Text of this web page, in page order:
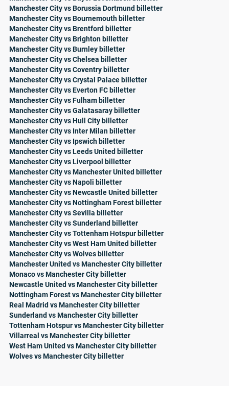
Manchester City vs Borussia Dortmund billetter
Manchester City vs Bournemouth billetter
Manchester City vs Brentford billetter
Manchester City vs Brighton billetter
Manchester City vs Burnley billetter
Manchester City vs Chelsea billetter
Manchester City vs Coventry billetter
Manchester City vs Crystal Palace billetter
Manchester City vs Everton FC billetter
Manchester City vs Fulham billetter
Manchester City vs Galatasaray billetter
Manchester City vs Hull City billetter
Manchester City vs Inter Milan billetter
Manchester City vs Ipswich billetter
Manchester City vs Leeds United billetter
Manchester City vs Liverpool billetter
Manchester City vs Manchester United billetter
Manchester City vs Napoli billetter
Manchester City vs Newcastle United billetter
Manchester City vs Nottingham Forest billetter
Manchester City vs Sevilla billetter
Manchester City vs Sunderland billetter
Manchester City vs Tottenham Hotspur billetter
Manchester City vs West Ham United billetter
Manchester City vs Wolves billetter
Manchester United vs Manchester City billetter
Monaco vs Manchester City billetter
Newcastle United vs Manchester City billetter
Nottingham Forest vs Manchester City billetter
Real Madrid vs Manchester City billetter
Sunderland vs Manchester City billetter
Tottenham Hotspur vs Manchester City billetter
Villarreal vs Manchester City billetter
West Ham United vs Manchester City billetter
Wolves vs Manchester City billetter